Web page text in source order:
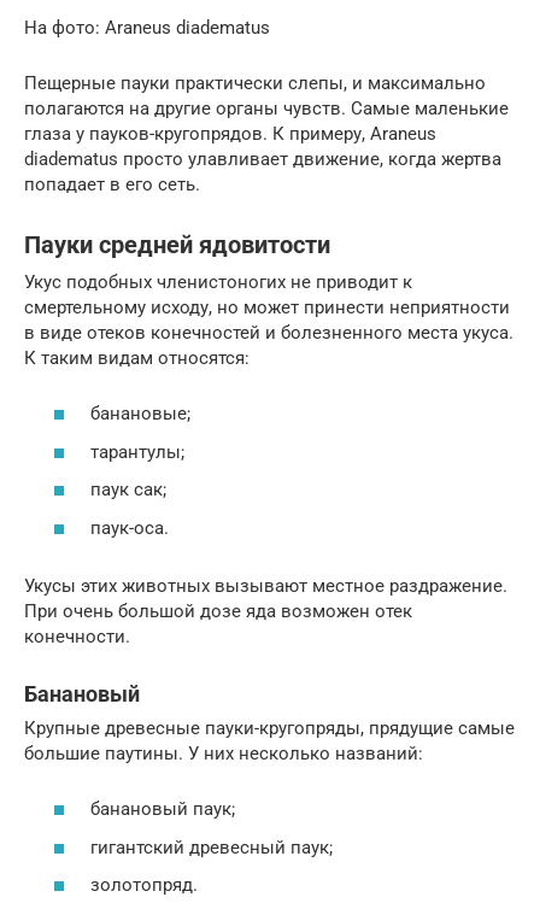
На фото: Araneus diadematus
Пещерные пауки практически слепы, и максимально
полагаются на другие органы чувств. Самые маленькие
глаза у пауков-кругопрядов. К примеру, Araneus
diadematus просто улавливает движение, когда жертва
попадает в его сеть.
Пауки средней ядовитости
Укус подобных членистоногих не приводит к
смертельному исходу, но может принести неприятности
в виде отеков конечностей и болезненного места укуса.
К таким видам относятся:
банановые;
тарантулы;
паук сак;
паук-оса.
Укусы этих животных вызывают местное раздражение.
При очень большой дозе яда возможен отек
конечности.
Банановый
Крупные древесные пауки-кругопряды, прядущие самые
большие паутины. У них несколько названий:
банановый паук;
гигантский древесный паук;
золотопряд.